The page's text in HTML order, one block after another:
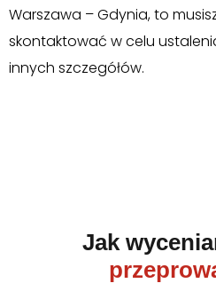
Warszawa – Gdynia, to
skontaktować w celu
innych szczegółów.
Jak